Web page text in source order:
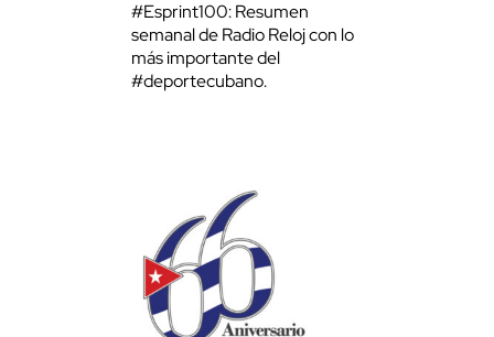
#Esprint100: Resumen
semanal de Radio Reloj con lo
más importante del
#deportecubano.